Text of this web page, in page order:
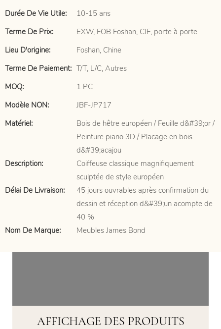
Durée De Vie Utile:
10-15 ans
Terme De Prix:
EXW, FOB Foshan, CIF, porte à porte
Lieu D'origine:
Foshan, Chine
Terme De Paiement: T/T, L/C, Autres
MOQ:
1 PC
Modèle NON:
JBF-JP717
Matériel:
Bois de hêtre européen / Feuille d&#39;or /
Peinture piano 3D / Placage en bois
d&#39;acajou
Description:
Coiffeuse classique magnifiquement
sculptée de style européen
Délai De Livraison:
45 jours ouvrables après confirmation du
dessin et réception d&#39;un acompte de
40 %
Nom De Marque:
Meubles James Bond
AFFICHAGE DES PRODUITS